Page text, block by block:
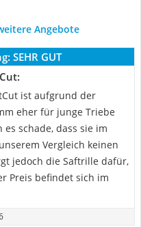
Angebote
SEHR GUT
ist aufgrund der
eher für junge Triebe
schade, dass sie im
Vergleich keinen
jedoch die Saftrille dafür,
Preis befindet sich im